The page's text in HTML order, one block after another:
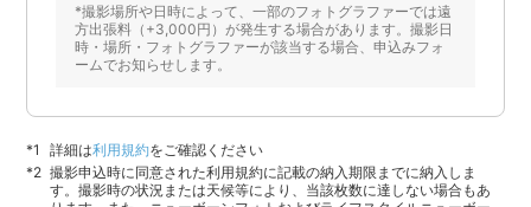
*撮影場所や日時によって、一部のフォトグラファーでは遠
方出張料（+3,000円）が発生する場合があります。撮影日
時・場所・フォトグラファーが該当する場合、申込みフォ
ームでお知らせします。
詳細は利用規約をご確認ください
撮影申込時に同意された利用規約に記載の納入期限までに納入しま
す。撮影時の状況または天候等により、当該枚数に達しない場合もあ